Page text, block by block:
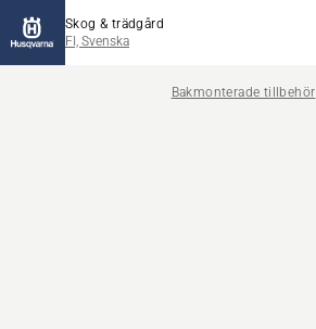
Skog & trädgård
FI, Svenska
Bakmonterade tillbehör